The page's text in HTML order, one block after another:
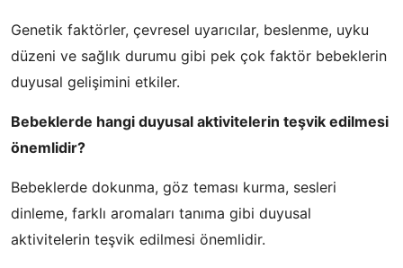
Genetik faktörler, çevresel uyarıcılar, beslenme, uyku
düzeni ve sağlık durumu gibi pek çok faktör bebeklerin
duyusal gelişimini etkiler.
Bebeklerde hangi duyusal aktivitelerin teşvik edilmesi
önemlidir?
Bebeklerde dokunma, göz teması kurma, sesleri
dinleme, farklı aromaları tanıma gibi duyusal
aktivitelerin teşvik edilmesi önemlidir.